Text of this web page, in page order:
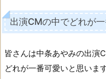
出演CMの中でどれが
皆さんは中条あやみの出演
どれが一番可愛いと思いま